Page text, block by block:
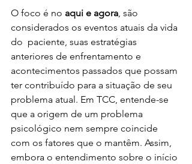
O foco é no aqui e agora, são
considerados os eventos atuais da vida
do  paciente, suas estratégias
anteriores de enfrentamento e
acontecimentos passados que possam
ter contribuído para a situação de seu
problema atual. Em TCC, entende-se
que a origem de um problema
psicológico nem sempre coincide
com os fatores que o mantêm. Assim,
embora o entendimento sobre o início